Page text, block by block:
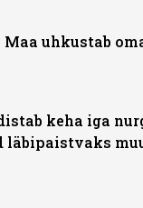
uhkustab
keha iga
läbipaistvaks